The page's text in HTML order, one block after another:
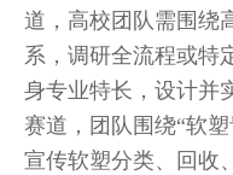
道，高校团队需围绕
系，调研全流程或特
身专业特长，设计并
赛道，团队围绕“软
宣传软塑分类、回收